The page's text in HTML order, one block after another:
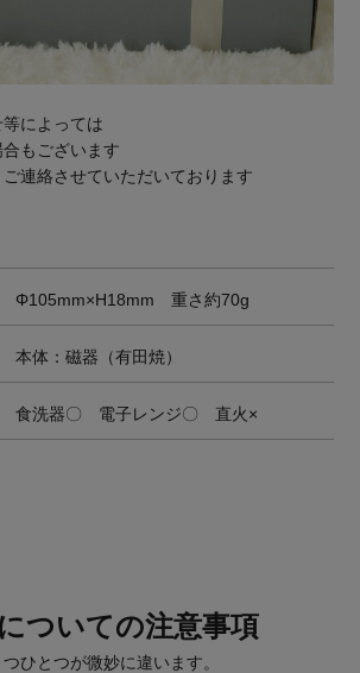
によっては
もございます
連絡させていただいております
Φ105mm×H18mm 重さ約70g
本体：磁器（有田焼）
食洗器〇 電子レンジ〇 直火×
ついての注意事項
ひとつが微妙に違います。